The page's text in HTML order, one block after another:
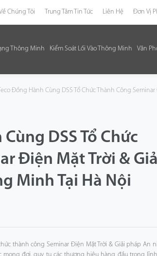
Chúng Tôi Trung Tâm Tin Tức Liên Hệ Đơn Vị
Thông Minh Kiểm Soát Lối Vào Thông Minh Văn
Đồng Hành Cùng DSS Tổ Chức Thành Công
DSS Tổ Chức
Điện Mặt Trời &
Minh Tại Hà Nội
thành công Seminar Điện Mặt Trời & Giải pháp An